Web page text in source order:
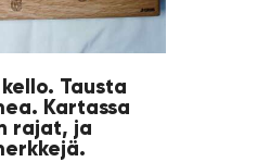
Tausta
Kartassa
rajat, ja